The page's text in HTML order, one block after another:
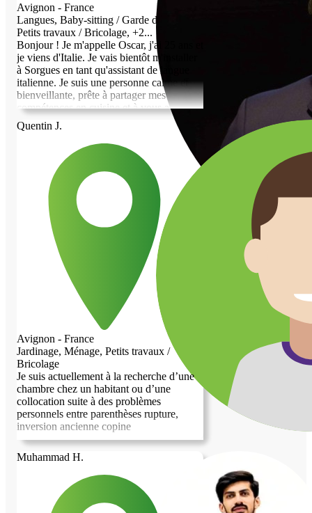
Avignon - France
Langues, Baby-sitting / Garde d'enfant,
Petits travaux / Bricolage, +2...
Bonjour ! Je m'appelle Oscar, j'ai 25 ans et
je viens d'Italie. Je vais bientôt m'installer
à Sorgues en tant qu'assistant de langue
italienne. Je suis une personne calme et
bienveillante, prête à partager mes
compétences en cuisine et à vous aider à
apprendre l'italien. Je serais ravi de
contribuer à votre quotidien tout en
découvrant votre culture. N'hésitez pas à
me contacter pour échanger sur nos
besoins respectifs !
Quentin J.
Avignon - France
Jardinage, Ménage, Petits travaux /
Bricolage
Je suis actuellement à la recherche d’une
chambre chez un habitant ou d’une
collocation suite à des problèmes
personnels entre parenthèses rupture,
inversion ancienne copine
Muhammad H.